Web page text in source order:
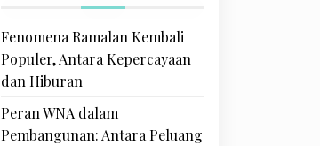
Fenomena Ramalan Kembali
Populer, Antara Kepercayaan
dan Hiburan
Peran WNA dalam
Pembangunan: Antara Peluang